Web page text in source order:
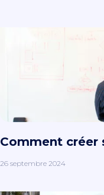
Comment créer
26 septembre 2024